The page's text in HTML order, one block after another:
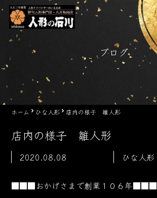
Skip
content
ブログ
ホーム ひな人形 店内の様子 雛人形
店内の様子 雛人形
2020.08.08 ひな人形
■■■おかげさまで創業１０６年■■■